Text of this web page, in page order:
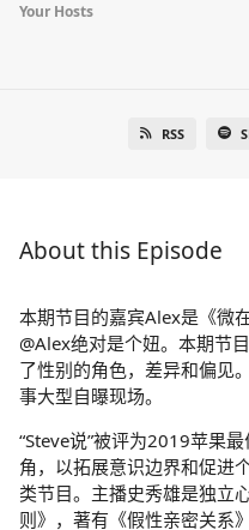
Your Hosts
RSS
About this Episode
本期节目的嘉宾Alex是《微
@Alex绝对是个妞。本期节
了性别的角色，差异和偏见
事大型自曝现场。
“Steve说”被评为2019苹果
角，以拓展意识边界和促进
类节目。主播史秀雄是独立
则》，著有《假性亲密关系